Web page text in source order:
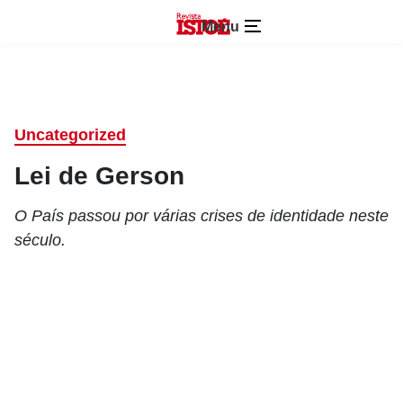
Menu
Uncategorized
Lei de Gerson
O País passou por várias crises de identidade neste
século.